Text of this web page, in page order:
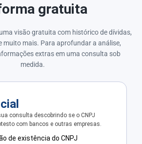
gratuita
visão gratuita com histórico de dívidas,
muito mais. Para aprofundar a análise,
extras em uma consulta sob
medida.
consulta descobrindo se o CNPJ
com bancos e outras empresas.
de existência do CNPJ